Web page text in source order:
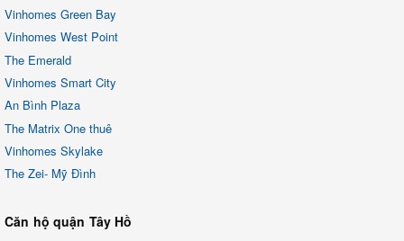
Vinhomes Green Bay
Vinhomes West Point
The Emerald
Vinhomes Smart City
An Bình Plaza
The Matrix One thuê
Vinhomes Skylake
The Zei- Mỹ Đình
Căn hộ quận Tây Hồ